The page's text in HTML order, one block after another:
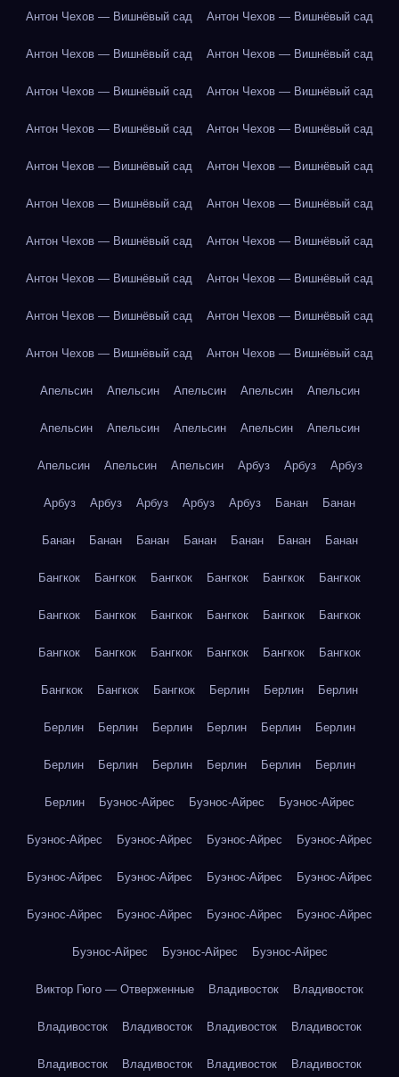
Антон Чехов — Вишнёвый сад Антон Чехов — Вишнёвый сад
Антон Чехов — Вишнёвый сад Антон Чехов — Вишнёвый сад
Антон Чехов — Вишнёвый сад Антон Чехов — Вишнёвый сад
Антон Чехов — Вишнёвый сад Антон Чехов — Вишнёвый сад
Антон Чехов — Вишнёвый сад Антон Чехов — Вишнёвый сад
Антон Чехов — Вишнёвый сад Антон Чехов — Вишнёвый сад
Антон Чехов — Вишнёвый сад Антон Чехов — Вишнёвый сад
Антон Чехов — Вишнёвый сад Антон Чехов — Вишнёвый сад
Антон Чехов — Вишнёвый сад Антон Чехов — Вишнёвый сад
Антон Чехов — Вишнёвый сад Антон Чехов — Вишнёвый сад
Апельсин Апельсин Апельсин Апельсин Апельсин
Апельсин Апельсин Апельсин Апельсин Апельсин
Апельсин Апельсин Апельсин Арбуз Арбуз Арбуз
Арбуз Арбуз Арбуз Арбуз Арбуз Банан Банан
Банан Банан Банан Банан Банан Банан Банан
Бангкок Бангкок Бангкок Бангкок Бангкок Бангкок
Бангкок Бангкок Бангкок Бангкок Бангкок Бангкок
Бангкок Бангкок Бангкок Бангкок Бангкок Бангкок
Бангкок Бангкок Бангкок Берлин Берлин Берлин
Берлин Берлин Берлин Берлин Берлин Берлин
Берлин Берлин Берлин Берлин Берлин Берлин
Берлин Буэнос-Айрес Буэнос-Айрес Буэнос-Айрес
Буэнос-Айрес Буэнос-Айрес Буэнос-Айрес Буэнос-Айрес
Буэнос-Айрес Буэнос-Айрес Буэнос-Айрес Буэнос-Айрес
Буэнос-Айрес Буэнос-Айрес Буэнос-Айрес Буэнос-Айрес
Буэнос-Айрес Буэнос-Айрес Буэнос-Айрес
Виктор Гюго — Отверженные Владивосток Владивосток
Владивосток Владивосток Владивосток Владивосток
Владивосток Владивосток Владивосток Владивосток